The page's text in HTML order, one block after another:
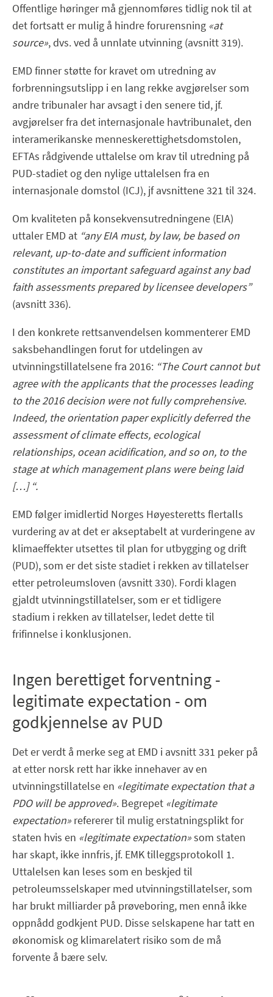
Offentlige høringer må gjennomføres tidlig nok til at
det fortsatt er mulig å hindre forurensning «at
source», dvs. ved å unnlate utvinning (avsnitt 319).
EMD finner støtte for kravet om utredning av
forbrenningsutslipp i en lang rekke avgjørelser som
andre tribunaler har avsagt i den senere tid, jf.
avgjørelser fra det internasjonale havtribunalet, den
interamerikanske menneskerettighetsdomstolen,
EFTAs rådgivende uttalelse om krav til utredning på
PUD-stadiet og den nylige uttalelsen fra en
internasjonale domstol (ICJ), jf avsnittene 321 til 324.
Om kvaliteten på konsekvensutredningene (EIA)
uttaler EMD at “any EIA must, by law, be based on
relevant, up-to-date and sufficient information
constitutes an important safeguard against any bad
faith assessments prepared by licensee developers”
(avsnitt 336).
I den konkrete rettsanvendelsen kommenterer EMD
saksbehandlingen forut for utdelingen av
utvinningstillatelsene fra 2016: “The Court cannot but
agree with the applicants that the processes leading
to the 2016 decision were not fully comprehensive.
Indeed, the orientation paper explicitly deferred the
assessment of climate effects, ecological
relationships, ocean acidification, and so on, to the
stage at which management plans were being laid
[…] “.
EMD følger imidlertid Norges Høyesteretts flertalls
vurdering av at det er akseptabelt at vurderingene av
klimaeffekter utsettes til plan for utbygging og drift
(PUD), som er det siste stadiet i rekken av tillatelser
etter petroleumsloven (avsnitt 330). Fordi klagen
gjaldt utvinningstillatelser, som er et tidligere
stadium i rekken av tillatelser, ledet dette til
frifinnelse i konklusjonen.
Ingen berettiget forventning -
legitimate expectation - om
godkjennelse av PUD
Det er verdt å merke seg at EMD i avsnitt 331 peker på
at etter norsk rett har ikke innehaver av en
utvinningstillatelse en «legitimate expectation that a
PDO will be approved». Begrepet «legitimate
expectation» refererer til mulig erstatningsplikt for
staten hvis en «legitimate expectation»som staten
har skapt, ikke innfris, jf. EMK tilleggsprotokoll 1.
Uttalelsen kan leses som en beskjed til
petroleumsselskaper med utvinningstillatelser, som
har brukt milliarder på prøveboring, men ennå ikke
oppnådd godkjent PUD. Disse selskapene har tatt en
økonomisk og klimarelatert risiko som de må
forvente å bære selv.